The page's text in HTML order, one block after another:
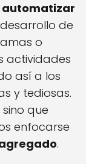
automatizar
de
o
actividades
así a los
y tediosas.
que
enfocarse
.